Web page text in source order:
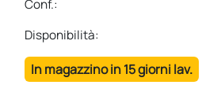
Conf.:
Disponibilità:
In magazzino in 15 giorni lav.